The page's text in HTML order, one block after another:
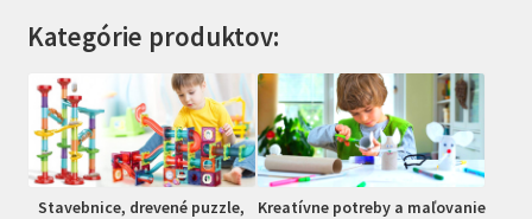
Kategórie produktov:
Stavebnice, drevené puzzle,
Kreatívne potreby a maľovanie